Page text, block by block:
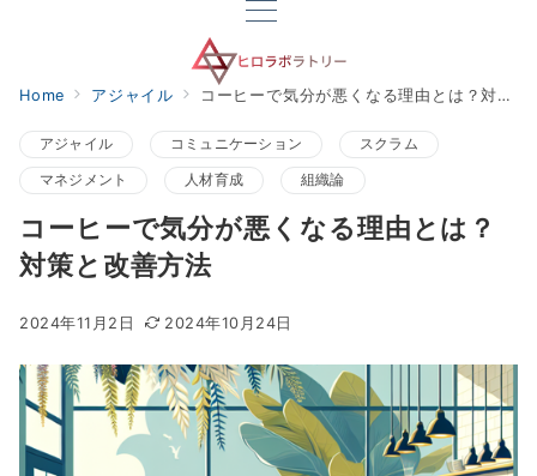
Home アジャイル コーヒーで気分が悪くなる理由とは？対策と改善方法
アジャイル コミュニケーション スクラム
マネジメント 人材育成 組織論
コーヒーで気分が悪くなる理由とは？
対策と改善方法
2024年11月2日 2024年10月24日